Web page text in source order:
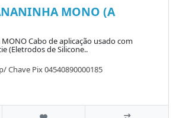
MONO (A
Cabo de aplicação usado com
(Eletrodos de Silicone..
p/Chave Pix 04540890000185